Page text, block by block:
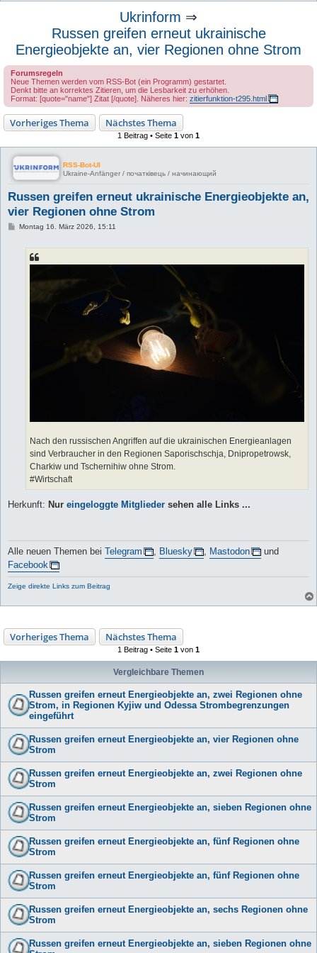
Ukrinform ⇒
Russen greifen erneut ukrainische
Energieobjekte an, vier Regionen ohne Strom
Forumsregeln
Neue Themen werden vom RSS-Bot (ein Programm) gestartet.
Denkt bitte an korrektes Zitieren, um die Lesbarkeit zu erhöhen.
Format: [quote="name"] Zitat [/quote]. Näheres hier: zitierfunktion-t295.html
Vorheriges Thema Nächstes Thema
1 Beitrag • Seite 1 von 1
RSS-Bot-UI
Ukraine-Anfänger / початківець / начинающий
Russen greifen erneut ukrainische Energieobjekte an,
vier Regionen ohne Strom
BMontag 16. März 2026, 15:11
Nach den russischen Angriffen auf die ukrainischen Energieanlagen
sind Verbraucher in den Regionen Saporischschja, Dnipropetrowsk,
Charkiw und Tschernihiw ohne Strom.
#Wirtschaft
Herkunft: Nur eingeloggte Mitglieder sehen alle Links ...
Alle neuen Themen bei Telegram , Bluesky , Mastodon
und
Facebook
Zeige direkte Links zum Beitrag
Vorheriges Thema Nächstes Thema
1 Beitrag • Seite 1 von 1
Vergleichbare Themen
Russen greifen erneut Energieobjekte an, zwei Regionen ohne
Strom, in Regionen Kyjiw und Odessa Strombegrenzungen
eingeführt
Russen greifen erneut Energieobjekte an, vier Regionen ohne
Strom
Russen greifen erneut Energieobjekte an, zwei Regionen ohne
Strom
Russen greifen erneut Energieobjekte an, sieben Regionen ohne
Strom
Russen greifen erneut Energieobjekte an, fünf Regionen ohne
Strom
Russen greifen erneut Energieobjekte an, fünf Regionen ohne
Strom
Russen greifen erneut Energieobjekte an, sechs Regionen ohne
Strom
Russen greifen erneut Energieobjekte an, sieben Regionen ohne